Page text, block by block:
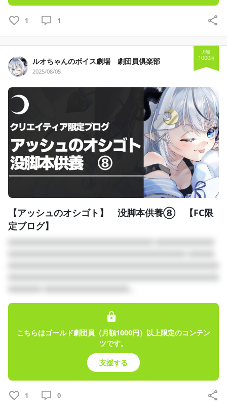
1 1
ルオちゃんのボイス劇場 劇団員俱楽部
2025/08/05
月額
1000円
【アッシュのオシゴト】 没脚本供養⑧ 【FC限
定ブログ】
こちらはゴールド劇団員（月額1000円）以上限定のコンテン
ツです。
支援する
1 0